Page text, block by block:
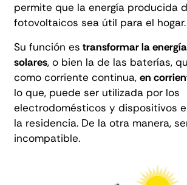
permite que la energía producida
fotovoltaicos sea útil para el hogar.
Su función es transformar la
solares, o bien la de las baterías,
como corriente continua, en
lo que, puede ser utilizada por los
electrodomésticos y dispositivos
la residencia. De la otra manera,
incompatible.